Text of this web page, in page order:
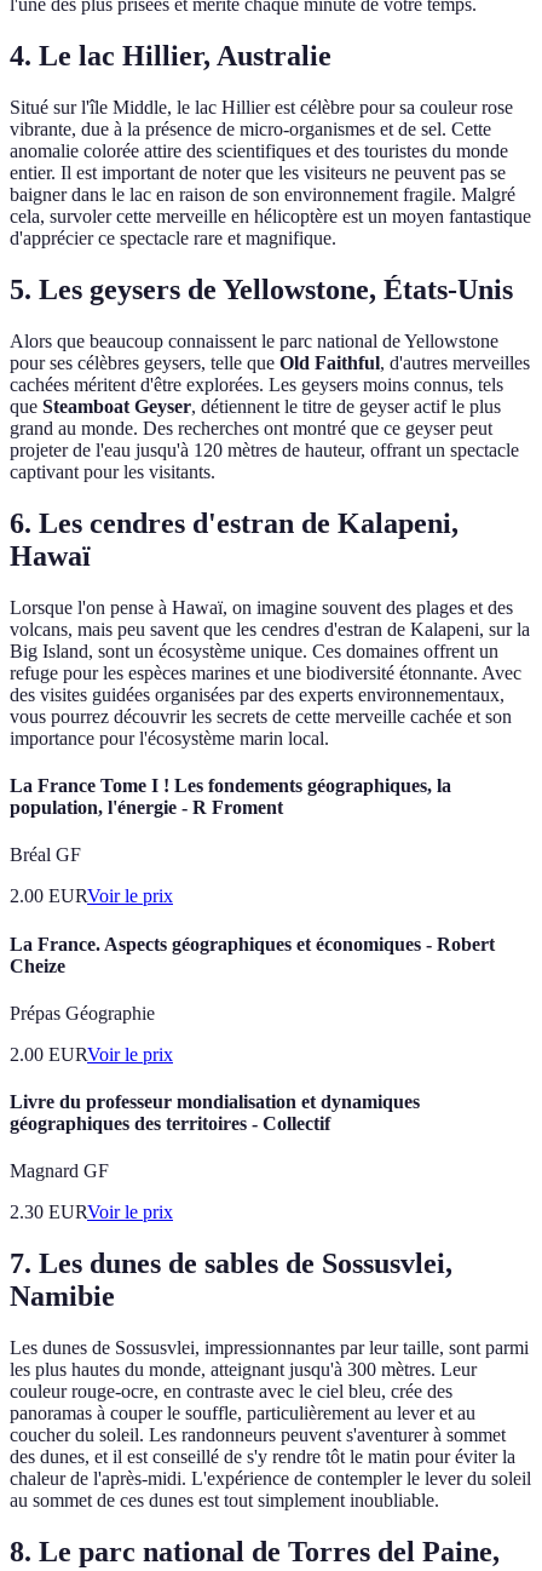
l'une des plus prisées et mérite chaque minute de votre temps.
4. Le lac Hillier, Australie
Situé sur l'île Middle, le lac Hillier est célèbre pour sa couleur rose
vibrante, due à la présence de micro-organismes et de sel. Cette
anomalie colorée attire des scientifiques et des touristes du monde
entier. Il est important de noter que les visiteurs ne peuvent pas se
baigner dans le lac en raison de son environnement fragile. Malgré
cela, survoler cette merveille en hélicoptère est un moyen fantastique
d'apprécier ce spectacle rare et magnifique.
5. Les geysers de Yellowstone, États-Unis
Alors que beaucoup connaissent le parc national de Yellowstone
pour ses célèbres geysers, telle que Old Faithful, d'autres merveilles
cachées méritent d'être explorées. Les geysers moins connus, tels
que Steamboat Geyser, détiennent le titre de geyser actif le plus
grand au monde. Des recherches ont montré que ce geyser peut
projeter de l'eau jusqu'à 120 mètres de hauteur, offrant un spectacle
captivant pour les visitants.
6. Les cendres d'estran de Kalapeni,
Hawaï
Lorsque l'on pense à Hawaï, on imagine souvent des plages et des
volcans, mais peu savent que les cendres d'estran de Kalapeni, sur la
Big Island, sont un écosystème unique. Ces domaines offrent un
refuge pour les espèces marines et une biodiversité étonnante. Avec
des visites guidées organisées par des experts environnementaux,
vous pourrez découvrir les secrets de cette merveille cachée et son
importance pour l'écosystème marin local.
La France Tome I ! Les fondements géographiques, la
population, l'énergie - R Froment
Bréal GF
2.00 EURVoir le prix
La France. Aspects géographiques et économiques - Robert
Cheize
Prépas Géographie
2.00 EURVoir le prix
Livre du professeur mondialisation et dynamiques
géographiques des territoires - Collectif
Magnard GF
2.30 EURVoir le prix
7. Les dunes de sables de Sossusvlei,
Namibie
Les dunes de Sossusvlei, impressionnantes par leur taille, sont parmi
les plus hautes du monde, atteignant jusqu'à 300 mètres. Leur
couleur rouge-ocre, en contraste avec le ciel bleu, crée des
panoramas à couper le souffle, particulièrement au lever et au
coucher du soleil. Les randonneurs peuvent s'aventurer à sommet
des dunes, et il est conseillé de s'y rendre tôt le matin pour éviter la
chaleur de l'après-midi. L'expérience de contempler le lever du soleil
au sommet de ces dunes est tout simplement inoubliable.
8. Le parc national de Torres del Paine,